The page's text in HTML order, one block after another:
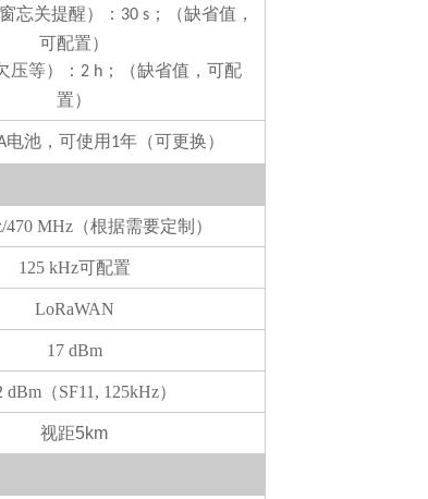
忘关提醒）： 30 s；（缺省值，
可配置）
压等）： 2 h；（缺省值，可配
置）
电池，可使用 1年（可更换）
470 MHz （根据需要定制）
125 kHz可配置
LoRaWAN
17 dBm
dBm （SF11, 125kHz）
视距5km